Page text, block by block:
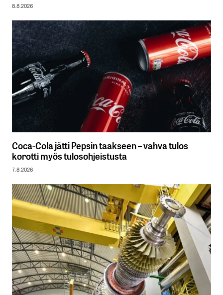
8.8.2026
Coca-Cola jätti Pepsin taakseen – vahva tulos
korotti myös tulosohjeistusta
7.8.2026